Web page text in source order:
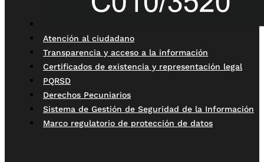
Atención al ciudadano
Transparencia y acceso a la información
Certificados de existencia y representación legal
PQRSD
Derechos Pecuniarios
Sistema de Gestión de Seguridad de la Información
Marco regulatorio de protección de datos